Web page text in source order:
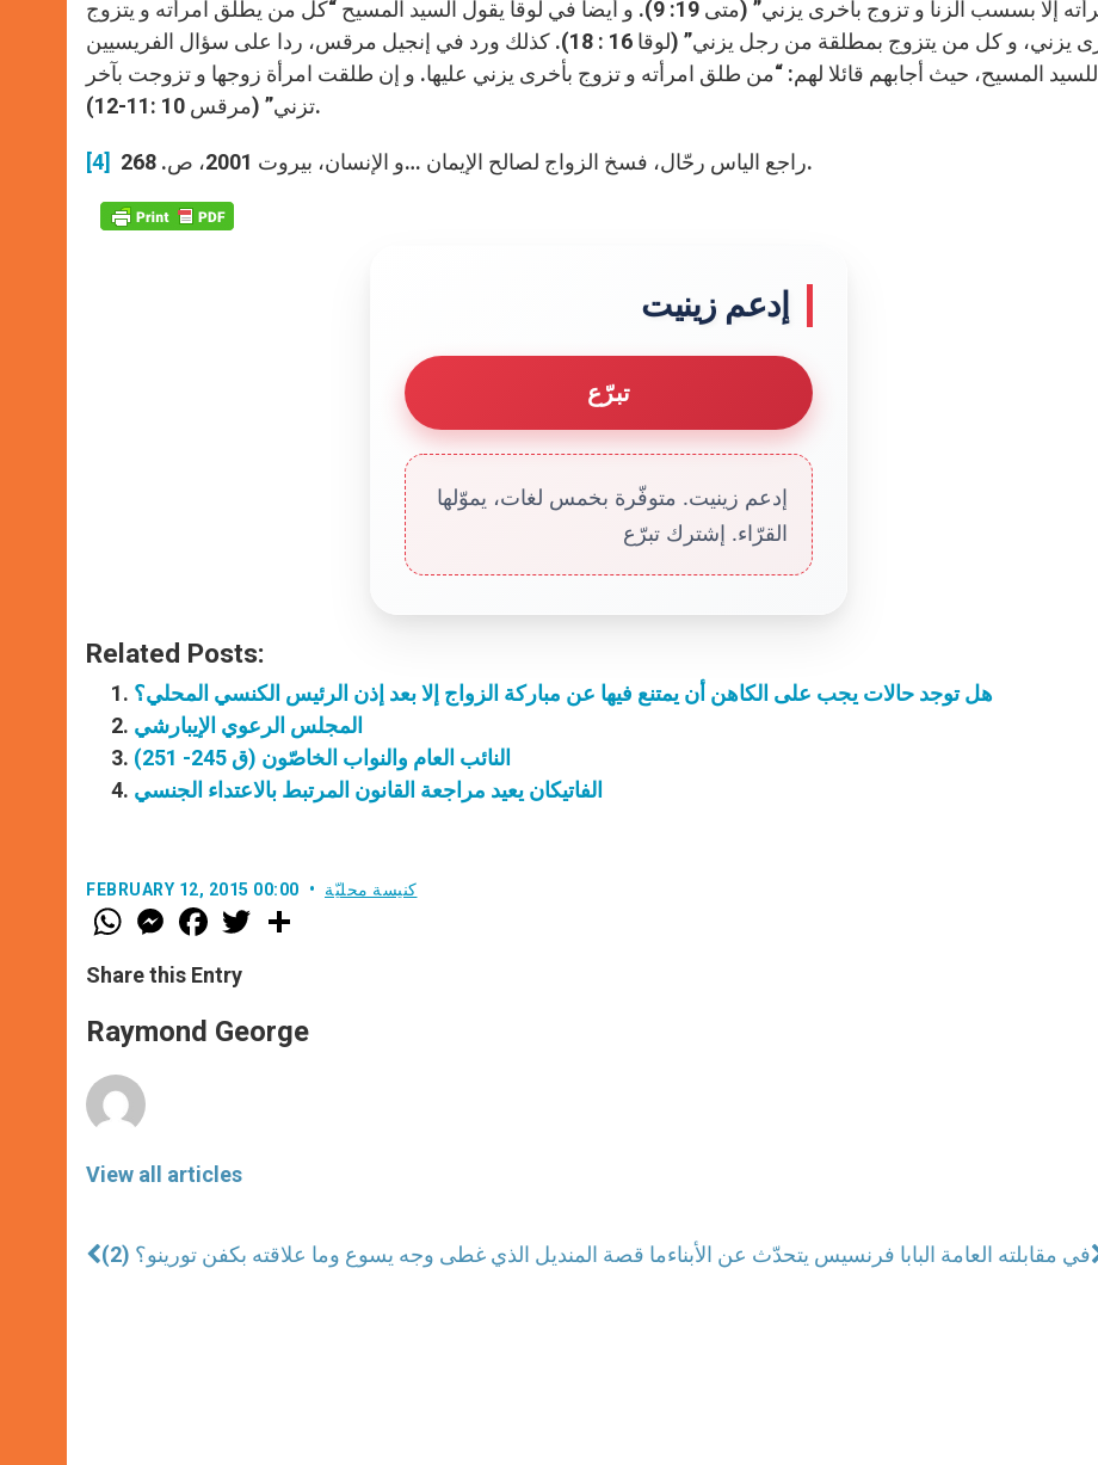
امرأته إلا بسسب الزنا و تزوج بأخرى يزني” (متى 19: 9). و أيضاً في لوقا يقول السيد المسيح “كل من يطلق امرأته و يتزوج
بأخرى يزني، و كل من يتزوج بمطلقة من رجل يزني” (لوقا 16 : 18). كذلك ورد في إنجيل مرقس، ردا على سؤال الفريسيين
للسيد المسيح، حيث أجابهم قائلا لهم: “من طلق امرأته و تزوج بأخرى يزني عليها. و إن طلقت امرأة زوجها و تزوجت بآخر
تزني” (مرقس 10 :11-12).
[4] راجع الياس رحّال، فسخ الزواج لصالح الإيمان …و الإنسان، بيروت 2001، ص. 268.
إدعم زينيت
تبرّع
إدعم زينيت. متوفّرة بخمس لغات، يموّلها
القرّاء. إشترك تبرّع
Related Posts:
هل توجد حالات يجب على الكاهن أن يمتنع فيها عن مباركة الزواج إلا بعد إذن الرئيس الكنسي المحلي؟
المجلس الرعوي الإيبارشي
النائب العام والنواب الخاصّون (ق 245- 251)
الفاتيكان يعيد مراجعة القانون المرتبط بالاعتداء الجنسي
FEBRUARY 12, 2015 00:00 كنيسة محليّة
W
h
t
s
p
p
M
e
s
e
g
e
F
a
e
b
o
k
w
r
Share this Entry
Raymond George
View all articles
ما قصة المنديل الذي غطى وجه يسوع وما علاقته بكفن تورينو؟ (2)في مقابلته العامة البابا فرنسيس يتحدّث عن الأبناء